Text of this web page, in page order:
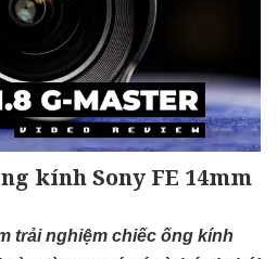
kính Sony FE 14mm
trải nghiệm chiếc ống kính